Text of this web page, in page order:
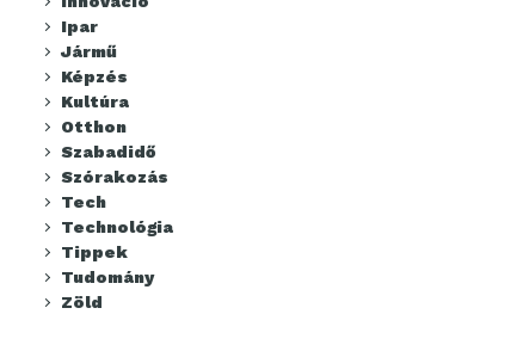
Ipar
Jármű
Képzés
Kultúra
Otthon
Szabadidő
Szórakozás
Tech
Technológia
Tippek
Tudomány
Zöld